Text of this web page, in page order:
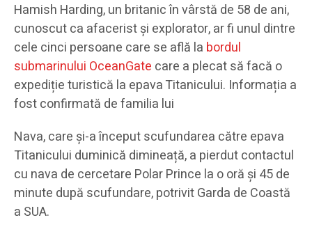
Hamish Harding, un britanic în vârstă de 58 de ani,
cunoscut ca afacerist și explorator, ar fi unul dintre
cele cinci persoane care se află la bordul
submarinului OceanGate care a plecat să facă o
expediție turistică la epava Titanicului. Informația a
fost confirmată de familia lui
Nava, care și-a început scufundarea către epava
Titanicului duminică dimineață, a pierdut contactul
cu nava de cercetare Polar Prince la o oră și 45 de
minute după scufundare, potrivit Garda de Coastă
a SUA.